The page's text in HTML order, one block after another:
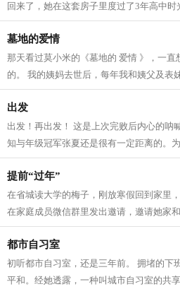
回来了，她在这套房子里度过了3年高中
平时很少见到她。她家庭并不富裕，...
墓地的爱情
那天看过莫小米的《墓地的 爱情 》，一
的。 我的姨妈去世后，每年我和姨父及表
州望星桥，去世葬在东山望祖桥，在...
出发
出发！再出发！ 这是上次完败后内心的呐
知与年级冠军张夏还是很有一定距离的。
赶冠军的步伐。经过几个月的锻炼，...
提前“过年”
在省城读大学的梅子，刚放寒假回到家里
在家庭成员微信群里发出邀请，邀请她家
在腊月二十二日那天，到县城奶奶家里...
都市自习室
初听都市自习室，还是三年前。 拥堵的下
平和。经她透露，一种叫城市自习室的共